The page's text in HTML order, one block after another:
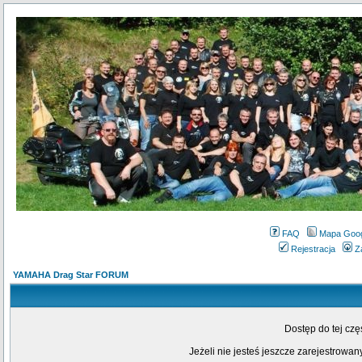
FAQ
Mapa
Rejestracja
YAMAHA Drag Star FORUM
Dostęp do tej
Jeżeli nie jesteś jeszcze